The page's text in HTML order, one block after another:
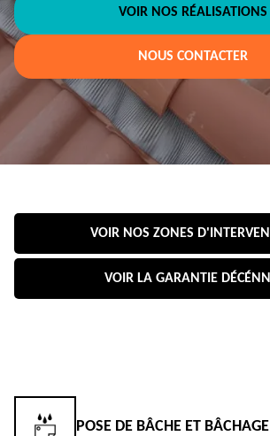
VOIR NOS RÉALISATIONS
NOUS CONTACTER
VOIR NOS ZONES
VOIR LA GARANTIE
POSE DE BÂCHE ET